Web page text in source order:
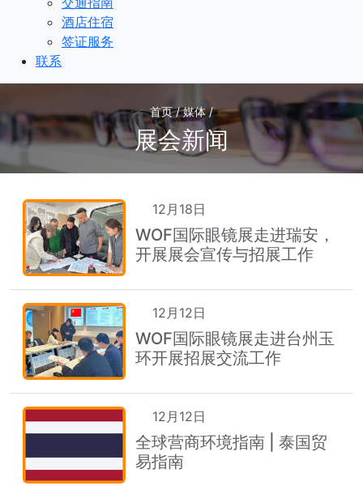
酒店住宿
签证服务
联系
首页 / 媒体 /
展会新闻
12月18日
WOF国际眼镜展走进瑞安，
开展展会宣传与招展工作
12月12日
WOF国际眼镜展走进台州玉
环开展招展交流工作
12月12日
全球营商环境指南 | 泰国贸
易指南